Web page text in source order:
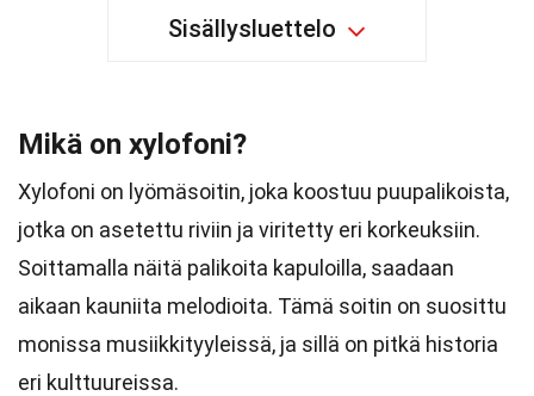
Sisällysluettelo
Mikä on xylofoni?
Xylofoni on lyömäsoitin, joka koostuu puupalikoista,
jotka on asetettu riviin ja viritetty eri korkeuksiin.
Soittamalla näitä palikoita kapuloilla, saadaan
aikaan kauniita melodioita. Tämä soitin on suosittu
monissa musiikkityyleissä, ja sillä on pitkä historia
eri kulttuureissa.